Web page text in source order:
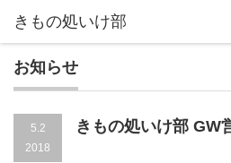
お知らせ
5.2
2018
きもの処いけ部 GW